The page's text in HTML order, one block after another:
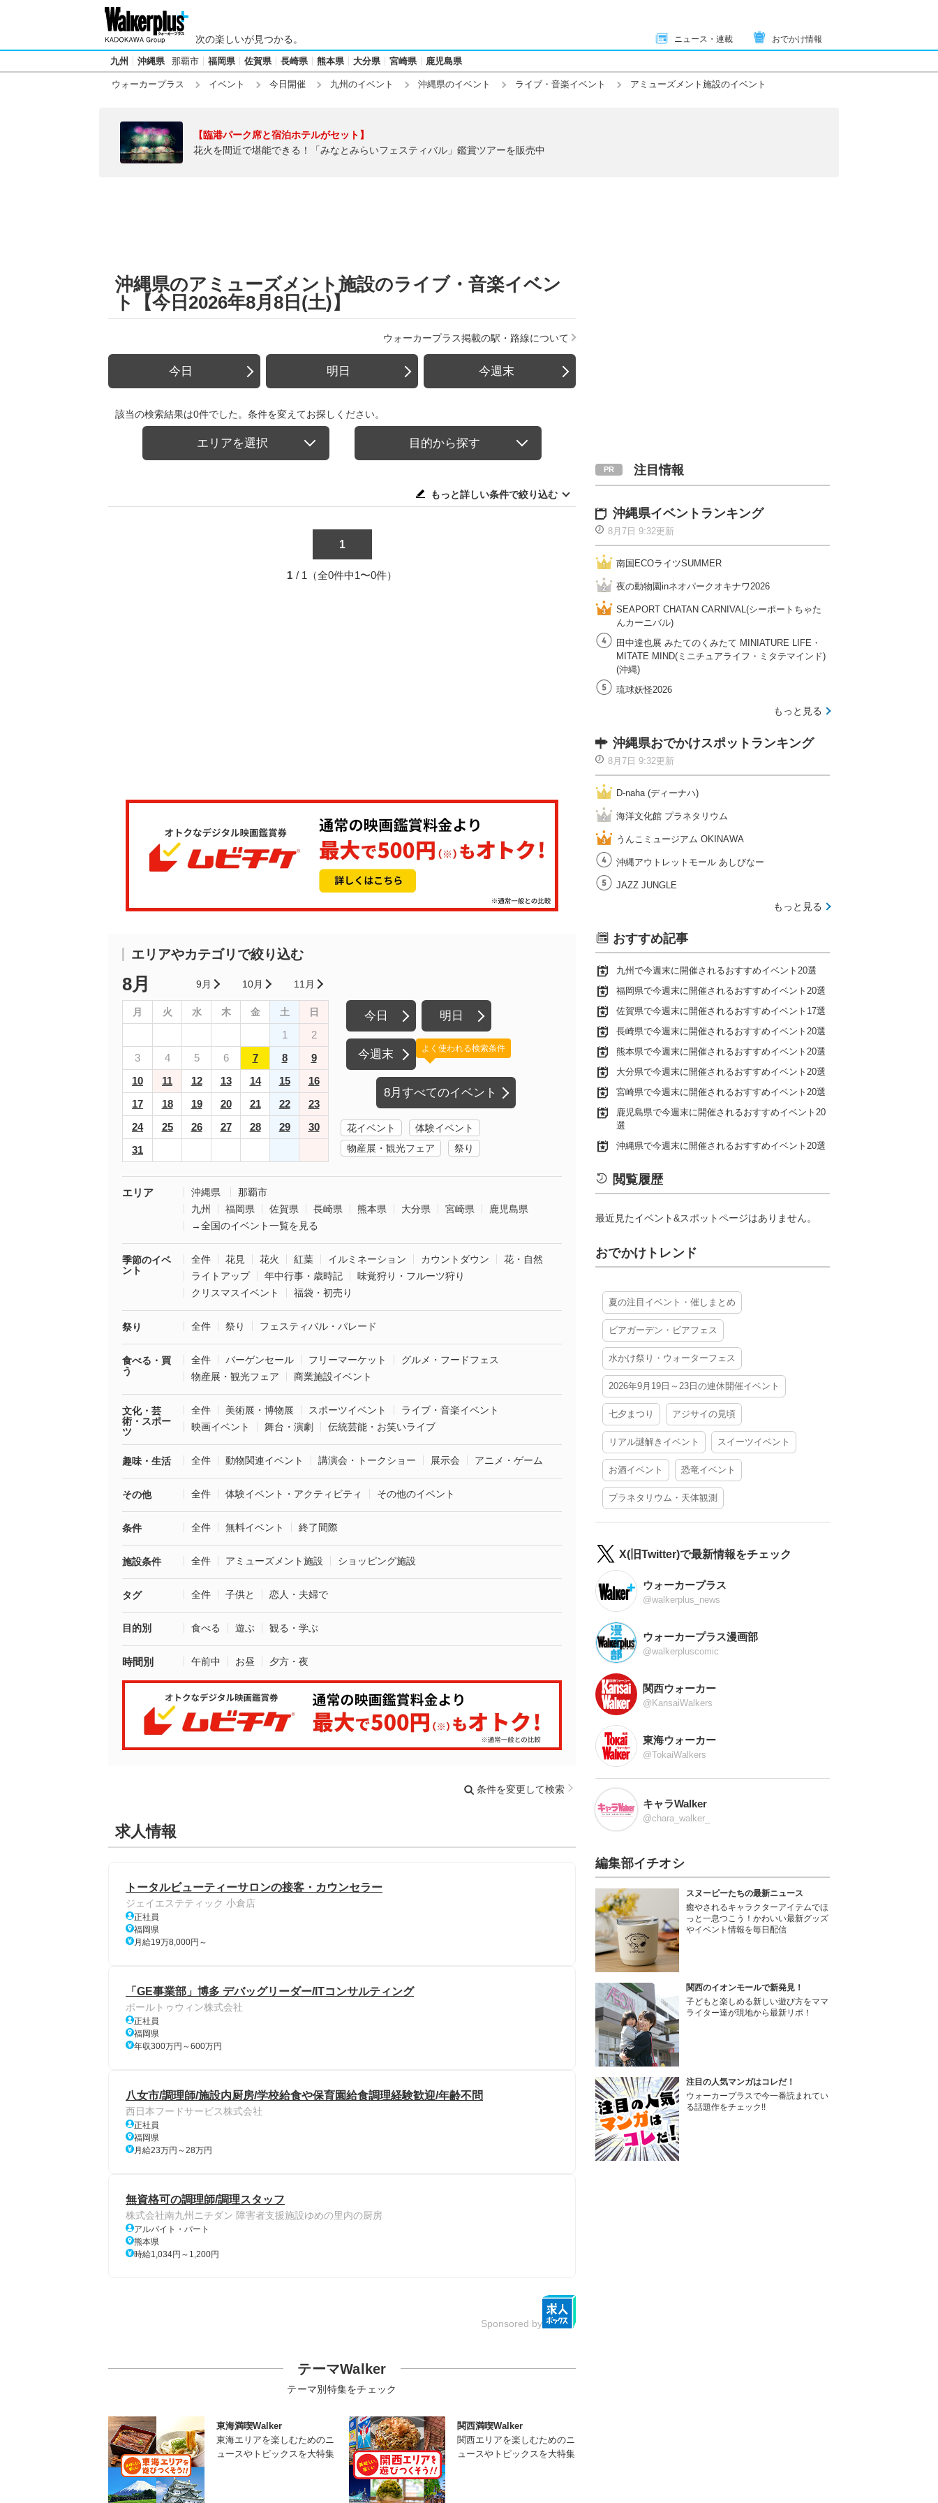
次の楽しいが見つかる。 ニュース・連載 おでかけ情報
九州 沖縄県 那覇市 福岡県 佐賀県 長崎県 熊本県 大分県 宮崎県 鹿児島県
ウォーカープラス イベント 今日開催 九州のイベント 沖縄県のイベント ライブ・音楽イベント アミューズメント施設のイベント
【臨港パーク席と宿泊ホテルがセット】
花火を間近で堪能できる！「みなとみらいフェスティバル」鑑賞ツアーを販売中
沖縄県のアミューズメント施設のライブ・音楽イベン
ト【今日2026年8月8日(土)】
ウォーカープラス掲載の駅・路線について
今日 明日 今週末
該当の検索結果は0件でした。条件を変えてお探しください。
エリアを選択 目的から探す
もっと詳しい条件で絞り込む
1
1 / 1（全0件中1〜0件）
エリアやカテゴリで絞り込む
8月 9月 10月 11月
月 火 水 木 金 土 日
1
2
3
4 5 6 7 8
9
10
11 12 13 14 15
16
17
18 19 20 21 22
23
24
25 26 27 28 29
30
31
今日 明日
今週末
8月すべてのイベント
よく使われる検索条件
花イベント
体験イベント
物産展・観光フェア
祭り
エリア 沖縄県
那覇市
九州
福岡県 佐賀県 長崎県 熊本県 大分県 宮崎県
鹿児島県
→全国のイベント一覧を見る
季節のイベ
ント
全件 花見 花火 紅葉 イルミネーション カウントダウン
花・自然
ライトアップ
年中行事・歳時記
味覚狩り・フルーツ狩り
クリスマスイベント
福袋・初売り
祭り 全件 祭り フェスティバル・パレード
食べる・買
う
全件 バーゲンセール フリーマーケット
グルメ・フードフェス
物産展・観光フェア
商業施設イベント
文化・芸
術・スポー
ツ
全件 美術展・博物展 スポーツイベント
ライブ・音楽イベント
映画イベント
舞台・演劇 伝統芸能・お笑いライブ
趣味・生活 全件 動物関連イベント 講演会・トークショー 展示会 アニメ・ゲーム
その他 全件 体験イベント・アクティビティ その他のイベント
条件 全件 無料イベント 終了間際
施設条件 全件 アミューズメント施設 ショッピング施設
タグ 全件 子供と 恋人・夫婦で
目的別 食べる 遊ぶ 観る・学ぶ
時間別 午前中 お昼 夕方・夜
条件を変更して検索
求人情報
トータルビューティーサロンの接客・カウンセラー
ジェイエステティック 小倉店
正社員
福岡県
月給19万8,000円～
「GE事業部」博多 デバッグリーダー/ITコンサルティング
ポールトゥウィン株式会社
正社員
福岡県
年収300万円～600万円
八女市/調理師/施設内厨房/学校給食や保育園給食調理経験歓迎/年齢不問
西日本フードサービス株式会社
正社員
福岡県
月給23万円～28万円
無資格可の調理師/調理スタッフ
株式会社南九州ニチダン 障害者支援施設ゆめの里内の厨房
アルバイト・パート
熊本県
時給1,034円～1,200円
Sponsored by
テーマWalker
テーマ別特集をチェック
東海満喫Walker
東海エリアを楽しむためのニ
ュースやトピックスを大特集
関西満喫Walker
関西エリアを楽しむためのニ
ュースやトピックスを大特集
注目情報
沖縄県イベントランキング
8月7日 9:32更新
南国ECOライツSUMMER
夜の動物園inネオパークオキナワ2026
SEAPORT CHATAN CARNIVAL(シーポートちゃた
んカーニバル)
田中達也展 みたてのくみたて MINIATURE LIFE・
MITATE MIND(ミニチュアライフ・ミタテマインド)
(沖縄)
琉球妖怪2026
もっと見る
沖縄県おでかけスポットランキング
8月7日 9:32更新
D-naha (ディーナハ)
海洋文化館 プラネタリウム
うんこミュージアム OKINAWA
沖縄アウトレットモール あしびなー
JAZZ JUNGLE
もっと見る
おすすめ記事
九州で今週末に開催されるおすすめイベント20選
福岡県で今週末に開催されるおすすめイベント20選
佐賀県で今週末に開催されるおすすめイベント17選
長崎県で今週末に開催されるおすすめイベント20選
熊本県で今週末に開催されるおすすめイベント20選
大分県で今週末に開催されるおすすめイベント20選
宮崎県で今週末に開催されるおすすめイベント20選
鹿児島県で今週末に開催されるおすすめイベント20
選
沖縄県で今週末に開催されるおすすめイベント20選
閲覧履歴
最近見たイベント&スポットページはありません。
おでかけトレンド
夏の注目イベント・催しまとめ
ビアガーデン・ビアフェス
水かけ祭り・ウォーターフェス
2026年9月19日～23日の連休開催イベント
七夕まつり アジサイの見頃
リアル謎解きイベント スイーツイベント
お酒イベント 恐竜イベント
プラネタリウム・天体観測
X(旧Twitter)で最新情報をチェック
ウォーカープラス
@walkerplus_news
ウォーカープラス漫画部
@walkerpluscomic
関西ウォーカー
@KansaiWalkers
東海ウォーカー
@TokaiWalkers
キャラWalker
@chara_walker_
編集部イチオシ
スヌーピーたちの最新ニュース
癒やされるキャラクターアイテムでほ
っと一息つこう！かわいい最新グッズ
やイベント情報を毎日配信
関西のイオンモールで新発見！
子どもと楽しめる新しい遊び方をママ
ライター達が現地から最新リポ！
注目の人気マンガはコレだ！
ウォーカープラスで今一番読まれてい
る話題作をチェック!!